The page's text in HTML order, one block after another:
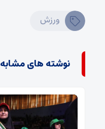
ورزش
نوشته های مشابه